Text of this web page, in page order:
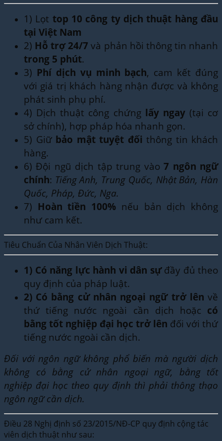
1) Lọt top 10 công ty dịch thuật hàng đầu
tại Việt Nam
2) Hỗ trợ 24/7 và phản hồi thông tin nhanh
trong 5 phút.
3) Phí dịch vụ minh bạch, cam kết đúng
với giá trị khách hàng nhận được và không
phát sinh phụ phí.
4) Dịch thuật công chứng lấy ngay(tại cơ
sở chính), hợp pháp hóa nhanh gọn.
5) Giữ bảo mật tuyệt đối thông tin khách
hàng.
6) Đội ngũ dịch tập trung vào7 ngôn ngữ
chính: Tiếng Anh, Trung Quốc, Nhật Bản, Hàn
Quốc, Pháp, Đức, Nga.
7) Hoàn tiền 100% nếu bản dịch không
như cam kết.
Tiêu Chuẩn Của Nhân Viên Dịch Thuật:
1) Có năng lực hành vi dân sựđầy đủ theo
quy định của pháp luật.
2) Có bằng cử nhân ngoại ngữ trở lên về
thứ tiếng nước ngoài cần dịch hoặc có
bằng tốt nghiệp đại học trở lên đối với thứ
tiếng nước ngoài cần dịch.
Đối với ngôn ngữ không phổ biến mà người dịch
không có bằng cử nhân ngoại ngữ, bằng tốt
nghiệp đại học theo quy định thì phải thông thạo
ngôn ngữ cần dịch.
Điều 28 Nghị định số 23/2015/NĐ-CP quy định cộng tác
viên dịch thuật như sau: